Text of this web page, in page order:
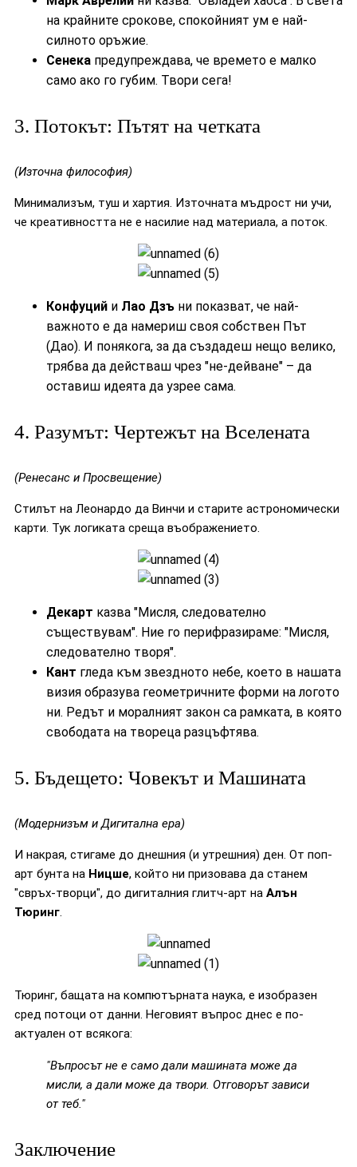
на крайните срокове, спокойният ум е най-
силното оръжие.
Сенека предупреждава, че времето е малко
само ако го губим. Твори сега!
3. Потокът: Пътят на четката
(Източна философия)
Минимализъм, туш и хартия. Източната мъдрост ни учи,
че креативността не е насилие над материала, а поток.
Конфуций и Лао Дзъ ни показват, че най-
важното е да намериш своя собствен Път
(Дао). И понякога, за да създадеш нещо велико,
трябва да действаш чрез "не-дейване" – да
оставиш идеята да узрее сама.
4. Разумът: Чертежът на Вселената
(Ренесанс и Просвещение)
Стилът на Леонардо да Винчи и старите астрономически
карти. Тук логиката среща въображението.
Декарт казва "Мисля, следователно
съществувам". Ние го перифразираме: "Мисля,
следователно творя".
Кант гледа към звездното небе, което в нашата
визия образува геометричните форми на логото
ни. Редът и моралният закон са рамката, в която
свободата на твореца разцъфтява.
5. Бъдещето: Човекът и Машината
(Модернизъм и Дигитална ера)
И накрая, стигаме до днешния (и утрешния) ден. От поп-
арт бунта на Ницше, който ни призовава да станем
"свръх-творци", до дигиталния глитч-арт на Алън
Тюринг.
Тюринг, бащата на компютърната наука, е изобразен
сред потоци от данни. Неговият въпрос днес е по-
актуален от всякога:
"Въпросът не е само дали машината може да
мисли, а дали може да твори. Отговорът зависи
от теб."
Заключение